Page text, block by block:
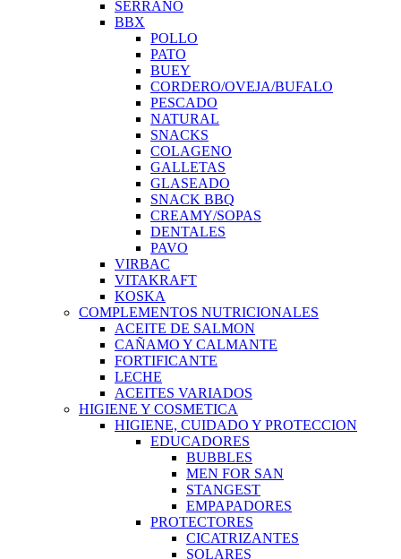
SERRANO
BBX
POLLO
PATO
BUEY
CORDERO/OVEJA/BUFALO
PESCADO
NATURAL
SNACKS
COLAGENO
GALLETAS
GLASEADO
SNACK BBQ
CREAMY/SOPAS
DENTALES
PAVO
VIRBAC
VITAKRAFT
KOSKA
COMPLEMENTOS NUTRICIONALES
ACEITE DE SALMON
CAÑAMO Y CALMANTE
FORTIFICANTE
LECHE
ACEITES VARIADOS
HIGIENE Y COSMETICA
HIGIENE, CUIDADO Y PROTECCION
EDUCADORES
BUBBLES
MEN FOR SAN
STANGEST
EMPAPADORES
PROTECTORES
CICATRIZANTES
SOLARES